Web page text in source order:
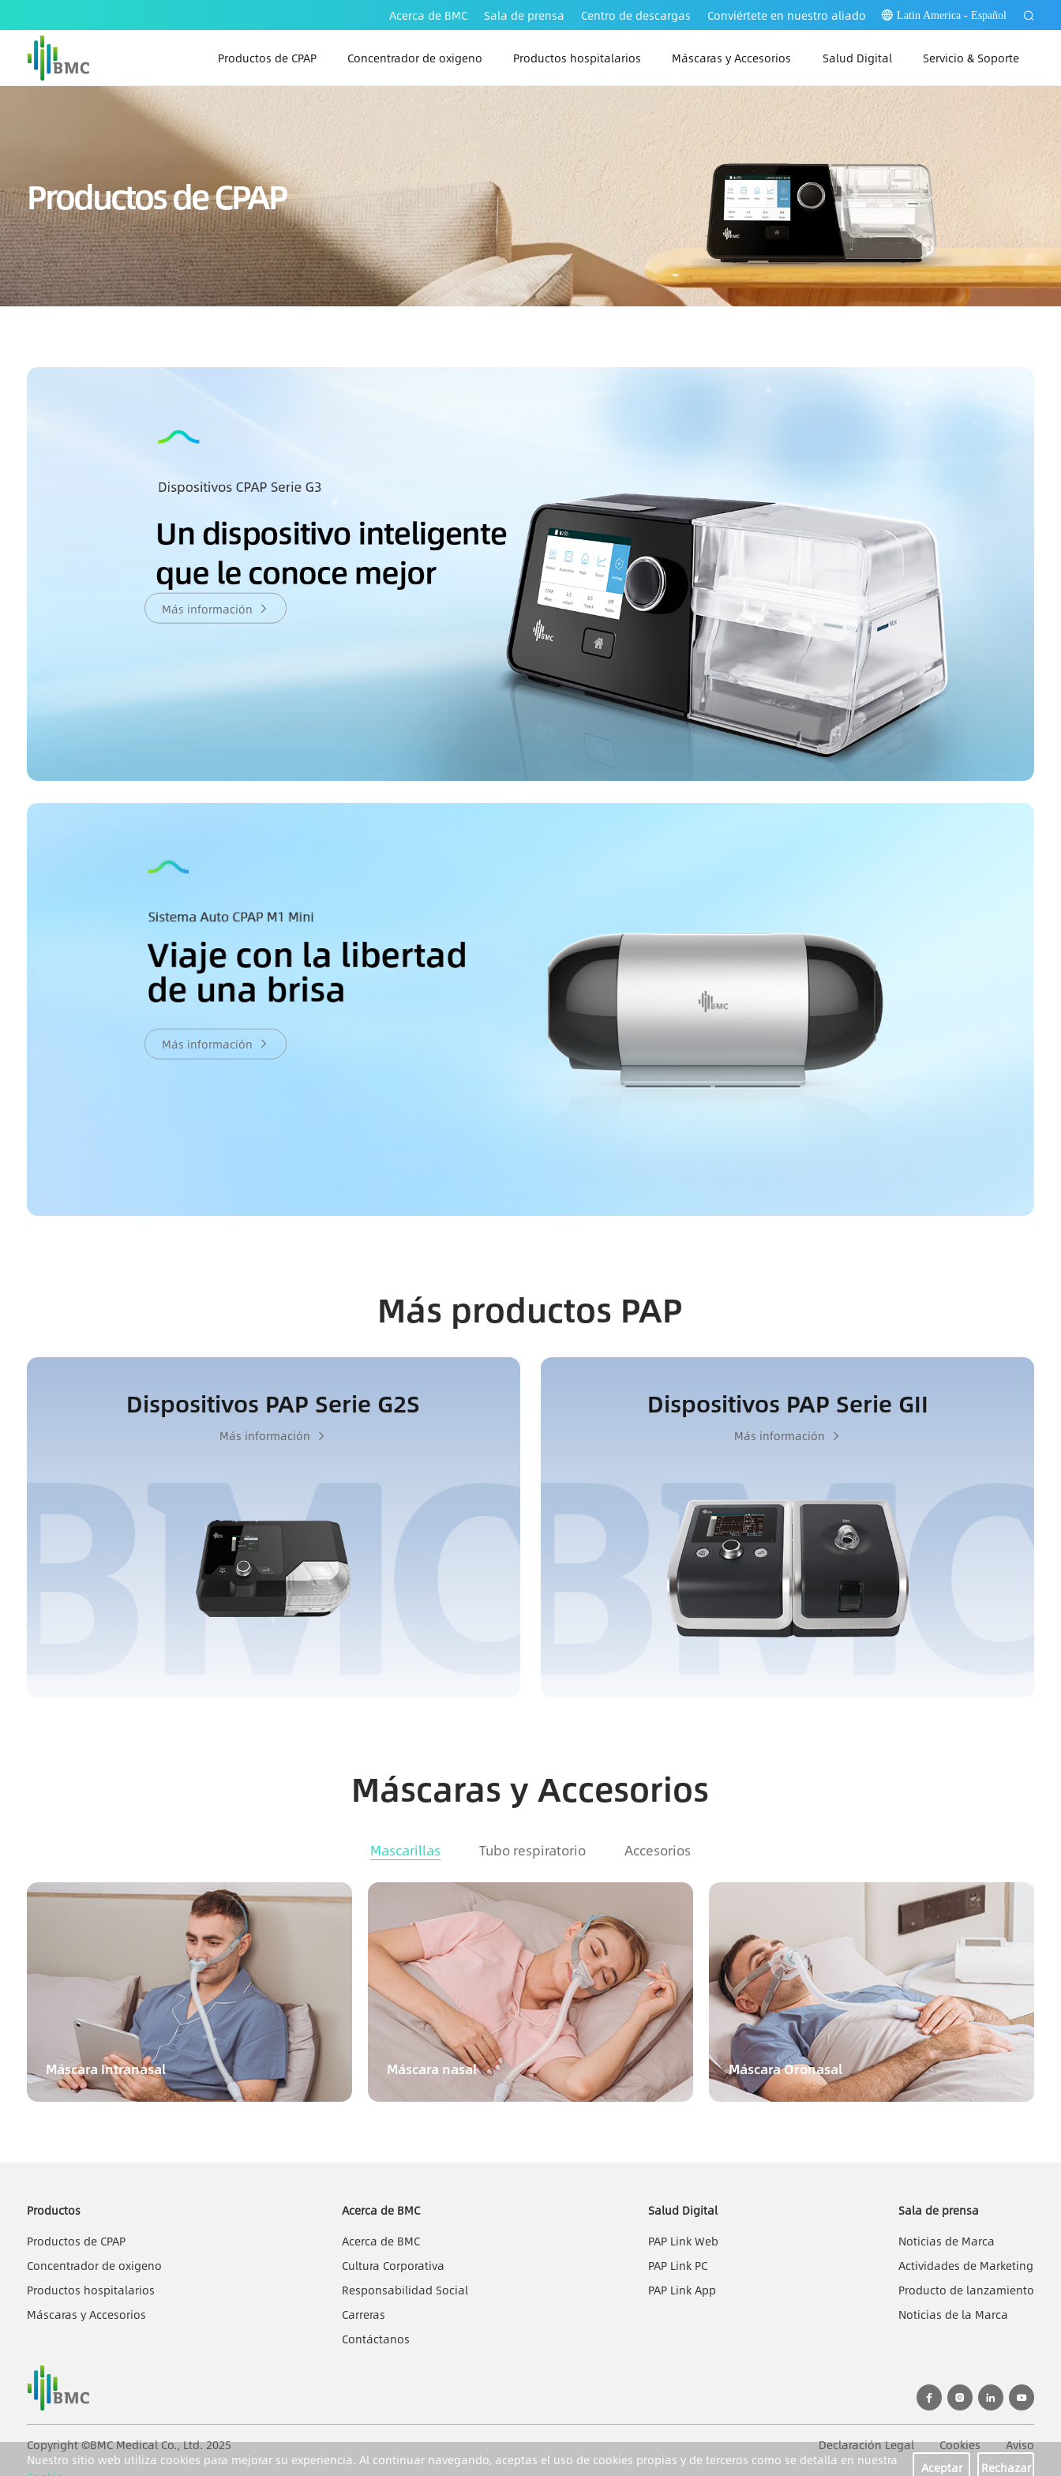
Acerca de BMC Sala de prensa Centro de descargas Conviértete en nuestro aliado Latin America - Español
Productos de CPAP Concentrador de oxigeno Productos hospitalarios Máscaras y Accesorios Salud Digital
PAP Link Web
PAP Link PC
PAP Link App
Servicio & Soporte
Productos de CPAP
Más información
Más información
Más productos PAP
Dispositivos PAP Serie G2S
Más información
Dispositivos PAP Serie GII
Más información
Máscaras y Accesorios
Mascarillas Tubo respiratorio Accesorios
Máscara Intranasal Máscara nasal Máscara Oronasal
Productos
Productos de CPAP
Concentrador de oxigeno
Productos hospitalarios
Máscaras y Accesorios
Acerca de BMC
Acerca de BMC
Cultura Corporativa
Responsabilidad Social
Carreras
Contáctanos
Salud Digital
PAP Link Web
PAP Link PC
PAP Link App
Sala de prensa
Noticias de Marca
Actividades de Marketing
Producto de lanzamiento
Noticias de la Marca
Copyright ©BMC Medical Co., Ltd. 2025 Declaración Legal Cookies
Aviso
Nuestro sitio web utiliza cookies para mejorar su experiencia. Al continuar navegando, aceptas el uso de cookies propias y de terceros como se detalla en nuestra
Aceptar Rechazar